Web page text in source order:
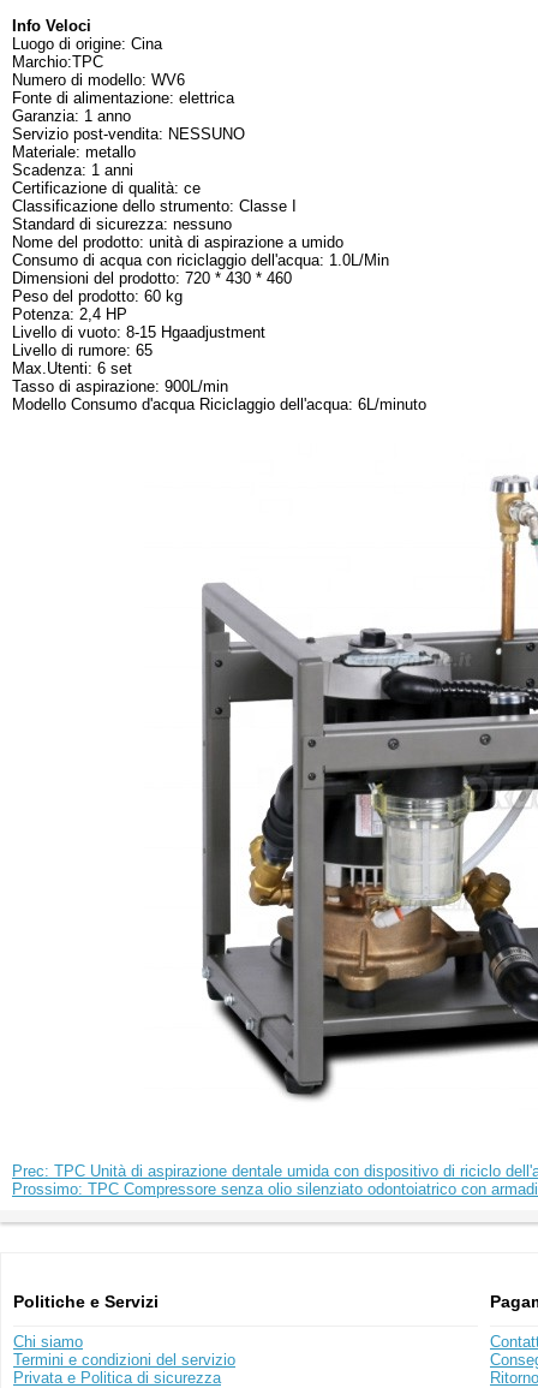
Info Veloci
Luogo di origine: Cina
Marchio:TPC
Numero di modello: WV6
Fonte di alimentazione: elettrica
Garanzia: 1 anno
Servizio post-vendita: NESSUNO
Materiale: metallo
Scadenza: 1 anni
Certificazione di qualità: ce
Classificazione dello strumento: Classe I
Standard di sicurezza: nessuno
Nome del prodotto: unità di aspirazione a umido
Consumo di acqua con riciclaggio dell'acqua: 1.0L/Min
Dimensioni del prodotto: 720 * 430 * 460
Peso del prodotto: 60 kg
Potenza: 2,4 HP
Livello di vuoto: 8-15 Hgaadjustment
Livello di rumore: 65
Max.Utenti: 6 set
Tasso di aspirazione: 900L/min
Modello Consumo d'acqua Riciclaggio dell'acqua: 6L/minuto
Prec: TPC Unità di aspirazione dentale umida con dispositivo di riciclo
Prossimo: TPC Compressore senza olio silenziato odontoiatrico con
Politiche e Servizi
Chi siamo
Termini e condizioni del servizio
Privata e Politica di sicurezza